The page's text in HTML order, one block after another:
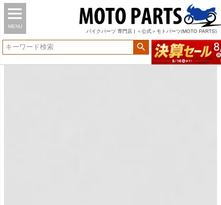
MENU
バイク パーツ 専門店 | ＜公式＞モトパーツ(MOTO PARTS)